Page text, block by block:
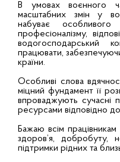
В умовах воєнного
масштабних змін у
набуває
професіоналізму,
водогосподарський
працювати,
країни.
Особливі слова
міцний фундамент її
впроваджують сучасні
ресурсами відповідно
Бажаю всім
здоров’я, добробуту,
підтримки рідних та